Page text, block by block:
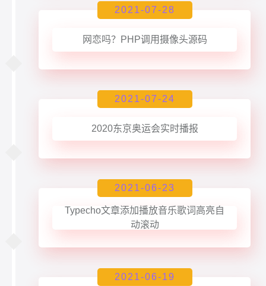
2021-07-28
网恋吗？PHP调用摄像头源码
2021-07-24
2020东京奥运会实时播报
2021-06-23
Typecho文章添加播放音乐歌词高亮自
动滚动
2021-06-19